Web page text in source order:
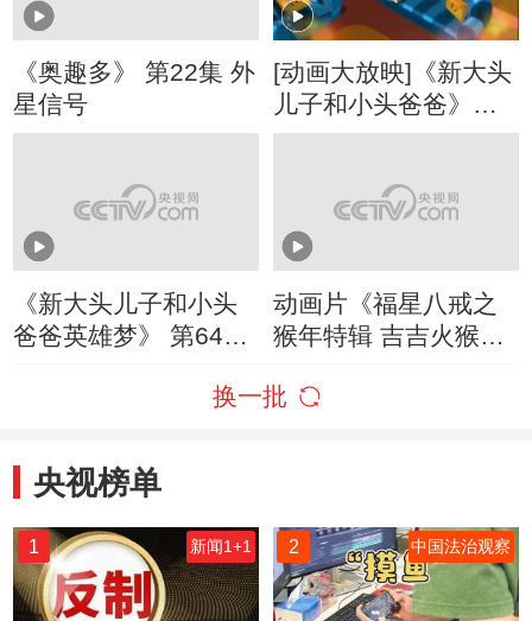
《奥趣多》 第22集 外
星信号
[动画大放映]《新大头
儿子和小头爸爸》
（第四季） 第341集
《新大头儿子和小头
爸爸英雄梦》 第64集
动画片《福星八戒之
猴年特辑 吉吉火猴
换一批
央视榜单
1 新闻1+1 2 中国法治观察